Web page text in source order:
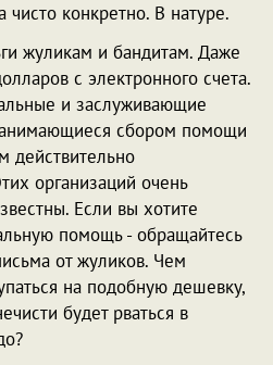
чисто конкретно. В натуре.
жуликам и бандитам. Даже
с электронного счета.
и заслуживающие
сбором помощи
действительно
организаций очень
Если вы хотите
помощь - обращайтесь
от жуликов. Чем
на подобную дешевку,
будет рваться в